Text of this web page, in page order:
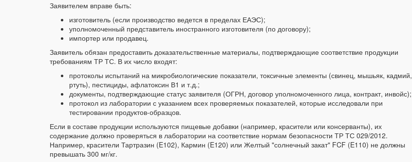
Заявителем вправе быть:
изготовитель (если производство ведется в пределах ЕАЭС);
уполномоченный представитель иностранного изготовителя (по договору);
импортер или продавец.
Заявитель обязан предоставить доказательственные материалы, подтверждающие соответствие продукции
требованиям ТР ТС. В их число входят:
протоколы испытаний на микробиологические показатели, токсичные элементы (свинец, мышьяк, кадмий,
ртуть), пестициды, афлатоксин В1 и т.д.;
документы, подтверждающие статус заявителя (ОГРН, договор уполномоченного лица, контракт, инвойс);
протокол из лаборатории с указанием всех проверяемых показателей, которые исследовали при
тестировании продуктов-образцов.
Если в составе продукции используются пищевые добавки (например, красители или консерванты), их
содержание должно проверяться в лаборатории на соответствие нормам безопасности ТР ТС 029/2012.
Например, красители Тартразин (E102), Кармин (E120) или Желтый "солнечный закат" FCF (E110) не должны
превышать 300 мг/кг.